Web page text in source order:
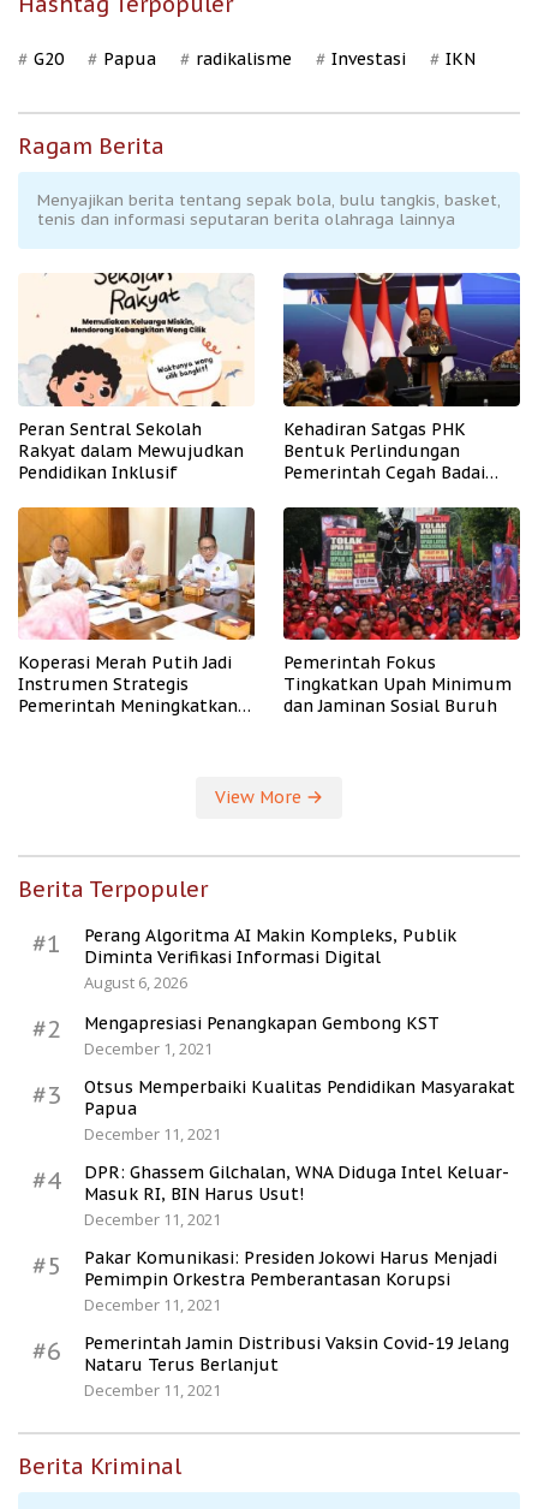
G20 Papua radikalisme Investasi IKN
Ragam Berita
Menyajikan berita tentang sepak bola, bulu tangkis, basket,
tenis dan informasi seputaran berita olahraga lainnya
Peran Sentral Sekolah
Rakyat dalam Mewujudkan
Pendidikan Inklusif
Kehadiran Satgas PHK
Bentuk Perlindungan
Pemerintah Cegah Badai
Koperasi Merah Putih Jadi
Instrumen Strategis
Pemerintah Meningkatkan
Pemerintah Fokus
Tingkatkan Upah Minimum
dan Jaminan Sosial Buruh
View More
Berita Terpopuler
#1
Perang Algoritma AI Makin Kompleks, Publik
Diminta Verifikasi Informasi Digital
August 6, 2026
#2
Mengapresiasi Penangkapan Gembong KST
December 1, 2021
#3
Otsus Memperbaiki Kualitas Pendidikan Masyarakat
Papua
December 11, 2021
#4
DPR: Ghassem Gilchalan, WNA Diduga Intel Keluar-
Masuk RI, BIN Harus Usut!
December 11, 2021
#5
Pakar Komunikasi: Presiden Jokowi Harus Menjadi
Pemimpin Orkestra Pemberantasan Korupsi
December 11, 2021
#6
Pemerintah Jamin Distribusi Vaksin Covid-19 Jelang
Nataru Terus Berlanjut
December 11, 2021
Berita Kriminal